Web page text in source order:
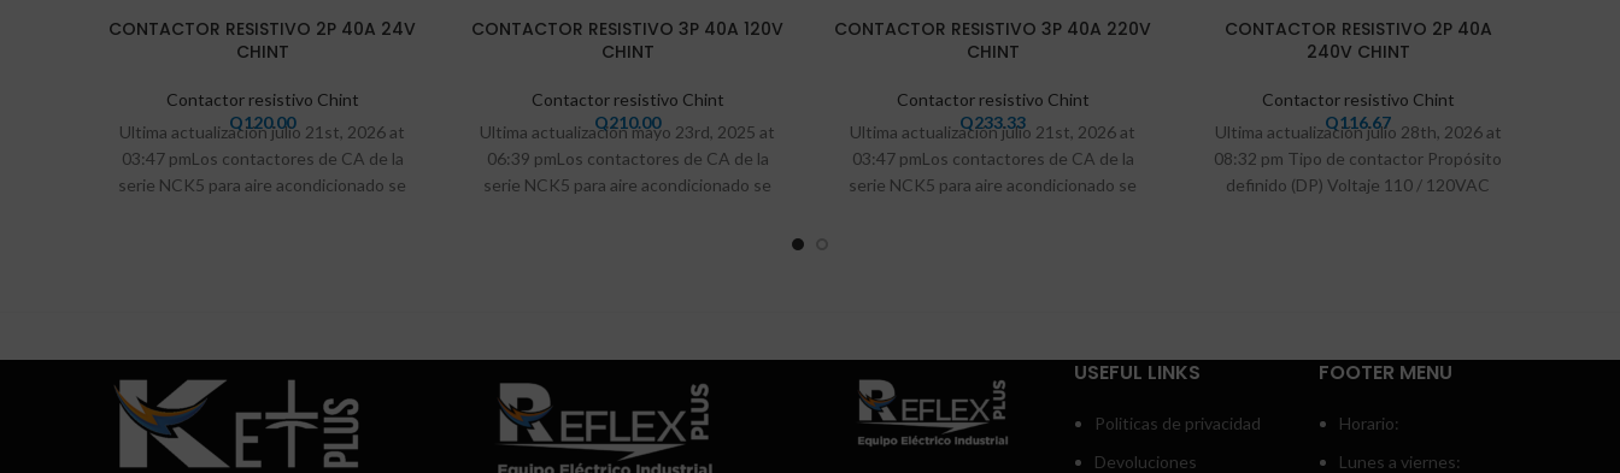
CONTACTOR RESISTIVO 2P 40A 24V
CHINT
Contactor resistivo Chint
Q120.00
Ultima actualización julio 21st, 2026 at
03:47 pmLos contactores de CA de la
serie NCK5 para aire acondicionado se
VEND
CONTACTOR RESISTIVO 3P 40A 120V
CHINT
Contactor resistivo Chint
Q210.00
Ultima actualización mayo 23rd, 2025 at
06:39 pmLos contactores de CA de la
serie NCK5 para aire acondicionado se
CONTACTOR RESISTIVO 3P 40A 220V
CHINT
Contactor resistivo Chint
Q233.33
Ultima actualización julio 21st, 2026 at
03:47 pmLos contactores de CA de la
serie NCK5 para aire acondicionado se
CONTACTOR RESISTIVO 2P 40A
240V CHINT
Contactor resistivo Chint
Q116.67
Ultima actualización julio 28th, 2026 at
08:32 pm Tipo de contactor Propósito
definido (DP) Voltaje 110 / 120VAC
USEFUL LINKS
Politicas de privacidad
Devoluciones
FOOTER MENU
Horario:
Lunes a viernes: